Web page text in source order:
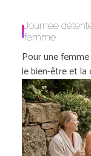
Journée
femme
Pour une
le bien-être et